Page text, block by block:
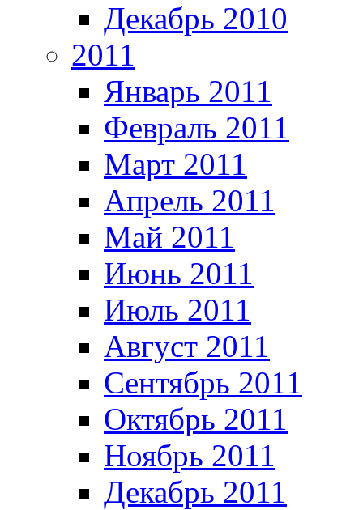
Декабрь 2010
2011
Январь 2011
Февраль 2011
Март 2011
Апрель 2011
Май 2011
Июнь 2011
Июль 2011
Август 2011
Сентябрь 2011
Октябрь 2011
Ноябрь 2011
Декабрь 2011